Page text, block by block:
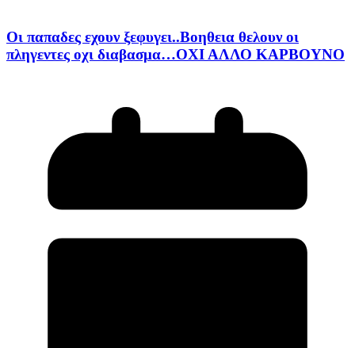
Οι παπαδες εχουν ξεφυγει..Βοηθεια θελουν οι
πληγεντες οχι διαβασμα…ΟΧΙ ΑΛΛΟ ΚΑΡΒΟΥΝΟ